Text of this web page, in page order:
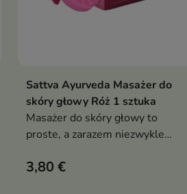
Pokaż szczegóły
Sattva Ayurveda Masażer do
skóry głowy Róż 1 sztuka
Masażer do skóry głowy to
proste, a zarazem niezwykle
wspomagające pielęgnację
3,80 €